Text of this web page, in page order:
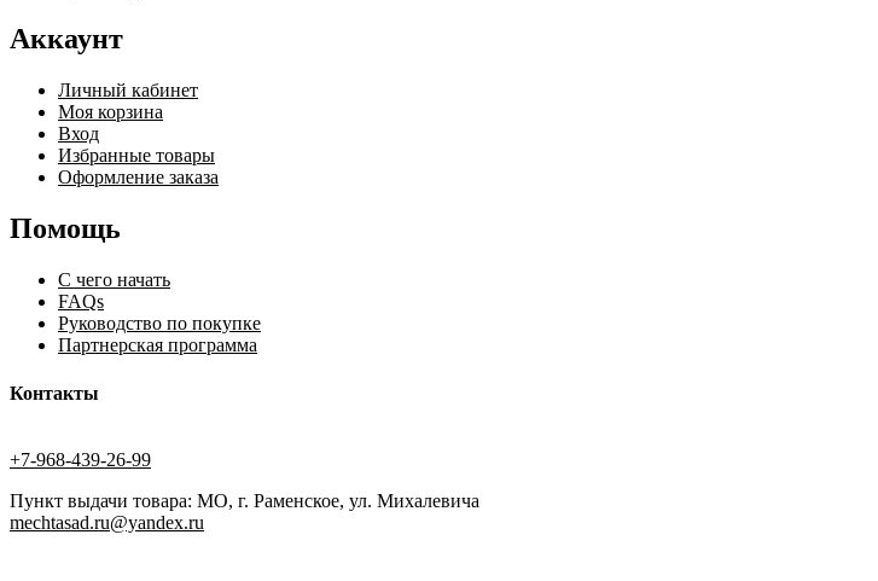
Аккаунт
Личный кабинет
Моя корзина
Вход
Избранные товары
Оформление заказа
Помощь
С чего начать
FAQs
Руководство по покупке
Партнерская программа
Контакты
+7-968-439-26-99
Пункт выдачи товара: МО, г. Раменское, ул. Михалевича
mechtasad.ru@yandex.ru